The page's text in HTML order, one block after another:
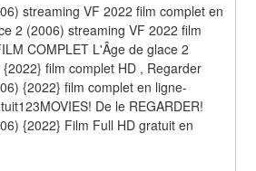
streaming VF 2022 film complet en
2 (2006) streaming VF 2022 film
COMPLET L'Âge de glace 2
film complet HD , Regarder
{2022} film complet en ligne-
De le REGARDER!
{2022} Film Full HD gratuit en